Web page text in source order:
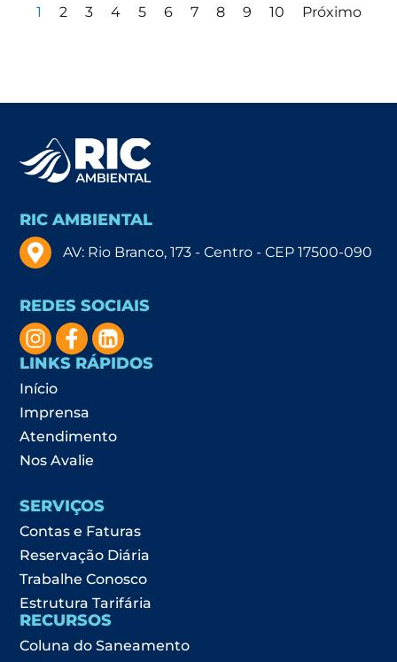
1 2 3 4 5 6 7 8 9 10 Próximo
RIC AMBIENTAL
AV: Rio Branco, 173 - Centro - CEP 17500-090
REDES SOCIAIS
LINKS RÁPIDOS
Início
Imprensa
Atendimento
Nos Avalie
SERVIÇOS
Contas e Faturas
Reservação Diária
Trabalhe Conosco
Estrutura Tarifária
RECURSOS
Coluna do Saneamento